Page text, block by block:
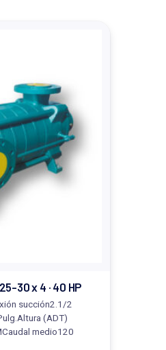
30 x 4 · 40 HP
succión2.1/2
(ADT)
medio120